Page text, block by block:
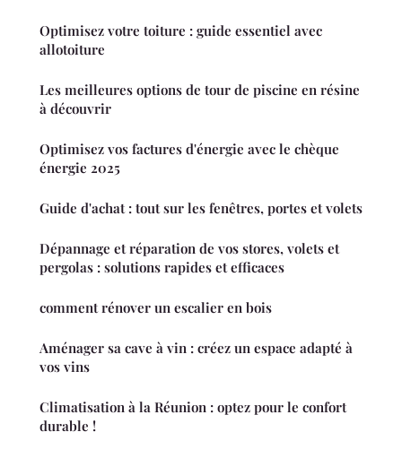
Optimisez votre toiture : guide essentiel avec
allotoiture
Les meilleures options de tour de piscine en résine
à découvrir
Optimisez vos factures d'énergie avec le chèque
énergie 2025
Guide d'achat : tout sur les fenêtres, portes et volets
Dépannage et réparation de vos stores, volets et
pergolas : solutions rapides et efficaces
comment rénover un escalier en bois
Aménager sa cave à vin : créez un espace adapté à
vos vins
Climatisation à la Réunion : optez pour le confort
durable !